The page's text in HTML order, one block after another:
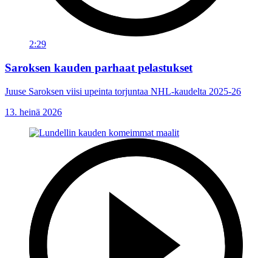
2:29
Saroksen kauden parhaat pelastukset
Juuse Saroksen viisi upeinta torjuntaa NHL-kaudelta 2025-26
13. heinä 2026